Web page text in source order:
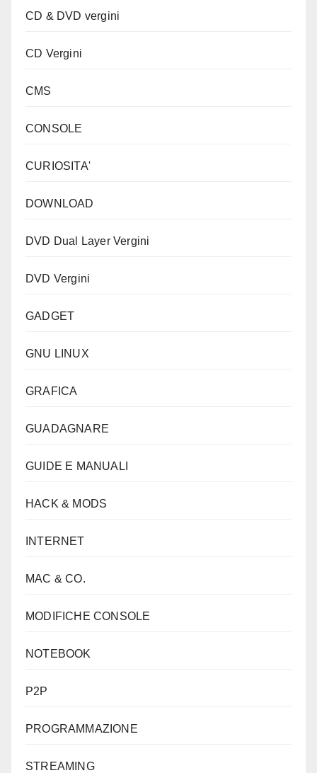
CD & DVD vergini
CD Vergini
CMS
CONSOLE
CURIOSITA'
DOWNLOAD
DVD Dual Layer Vergini
DVD Vergini
GADGET
GNU LINUX
GRAFICA
GUADAGNARE
GUIDE E MANUALI
HACK & MODS
INTERNET
MAC & CO.
MODIFICHE CONSOLE
NOTEBOOK
P2P
PROGRAMMAZIONE
STREAMING